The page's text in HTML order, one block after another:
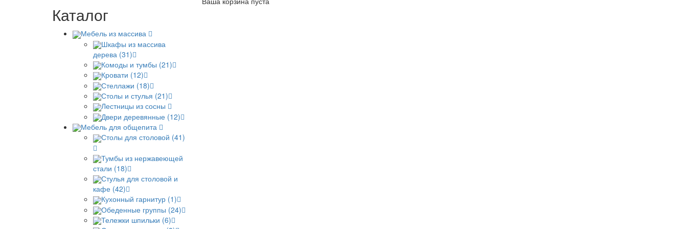
Каталог
Мебель из массива
Шкафы из массива
дерева (31)
Комоды и тумбы (21)
Кровати (12)
Стеллажи (18)
Столы и стулья (21)
Лестницы из сосны
Двери деревянные (12)
Мебель для общепита
Столы для столовой (41)
Тумбы из нержавеющей
стали (18)
Стулья для столовой и
кафе (42)
Кухонный гарнитур (1)
Обеденные группы (24)
Тележки шпильки (6)